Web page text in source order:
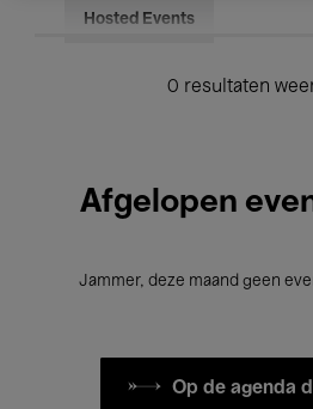
Hosted Events
0 resultaten
Afgelopen
Jammer, deze maand geen
Op de agenda